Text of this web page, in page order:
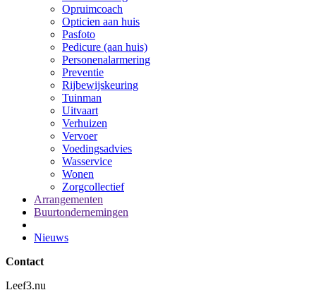
Opruimcoach
Opticien aan huis
Pasfoto
Pedicure (aan huis)
Personenalarmering
Preventie
Rijbewijskeuring
Tuinman
Uitvaart
Verhuizen
Vervoer
Voedingsadvies
Wasservice
Wonen
Zorgcollectief
Arrangementen
Buurtondernemingen
Nieuws
Contact
Leef3.nu